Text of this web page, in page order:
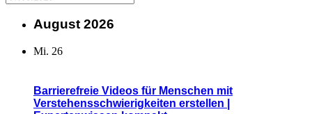
August 2026
Mi. 26
Barrierefreie Videos für Menschen mit
Verstehensschwierigkeiten erstellen |